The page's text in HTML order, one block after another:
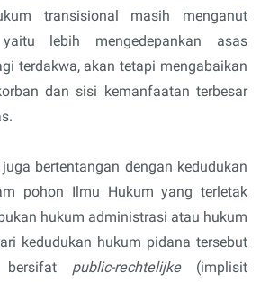
transisional masih menganut
lebih mengedepankan asas
terdakwa, akan tetapi mengabaikan
dan sisi kemanfaatan terbesar
bertentangan dengan kedudukan
pohon Ilmu Hukum yang terletak
hukum administrasi atau hukum
kedudukan hukum pidana tersebut
public-rechtelijke(implisit